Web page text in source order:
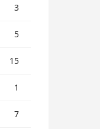
3
5
15
1
7